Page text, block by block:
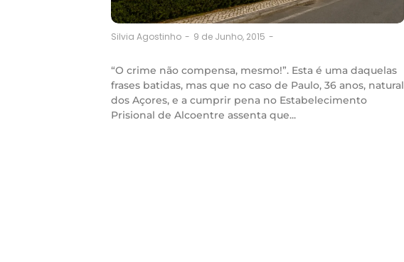
Silvia Agostinho - 9 de Junho, 2015 -
“O crime não compensa, mesmo!”. Esta é uma daquelas
frases batidas, mas que no caso de Paulo, 36 anos, natural
dos Açores, e a cumprir pena no Estabelecimento
Prisional de Alcoentre assenta que...